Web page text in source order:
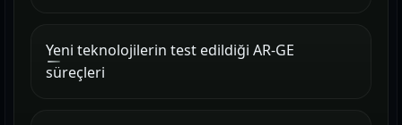
Yeni teknolojilerin test edildiği AR-GE
süreçleri